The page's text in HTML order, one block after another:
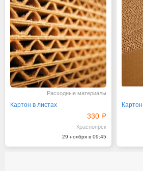
Расходные материалы
Картон в листах
330
Красноярск
29 ноября в 09:45